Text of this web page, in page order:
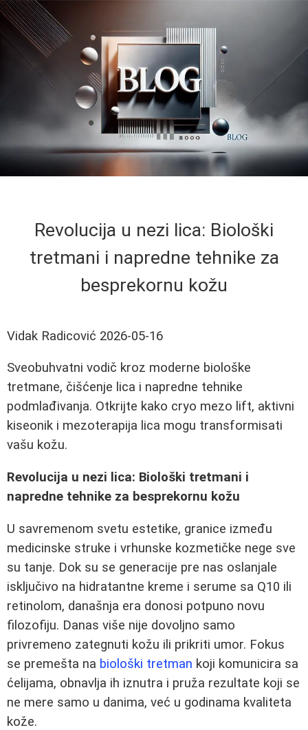
Revolucija u nezi lica: Biološki
tretmani i napredne tehnike za
besprekornu kožu
Vidak Radicović 2026-05-16
Sveobuhvatni vodič kroz moderne biološke
tretmane, čišćenje lica i napredne tehnike
podmlađivanja. Otkrijte kako cryo mezo lift, aktivni
kiseonik i mezoterapija lica mogu transformisati
vašu kožu.
Revolucija u nezi lica: Biološki tretmani i
napredne tehnike za besprekornu kožu
U savremenom svetu estetike, granice između
medicinske struke i vrhunske kozmetičke nege sve
su tanje. Dok su se generacije pre nas oslanjale
isključivo na hidratantne kreme i serume sa Q10 ili
retinolom, današnja era donosi potpuno novu
filozofiju. Danas više nije dovoljno samo
privremeno zategnuti kožu ili prikriti umor. Fokus
se premešta na biološki tretman koji komunicira sa
ćelijama, obnavlja ih iznutra i pruža rezultate koji se
ne mere samo u danima, već u godinama kvaliteta
kože.